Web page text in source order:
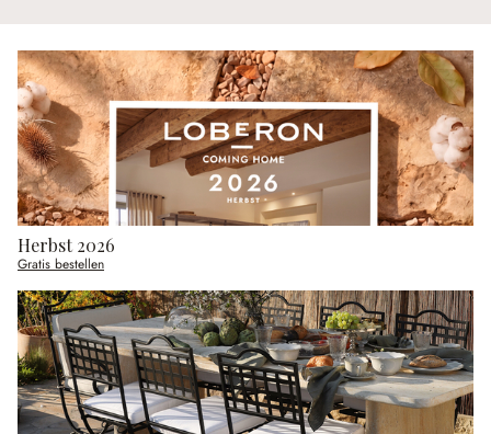
Herbst 2026
Gratis bestellen